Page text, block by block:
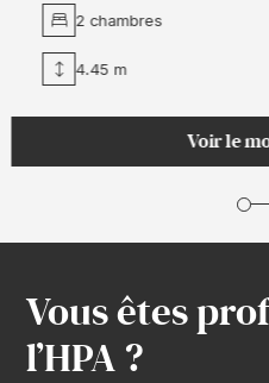
2 chambres
4.45 m
Voir
Vous êtes
l’HPA ?